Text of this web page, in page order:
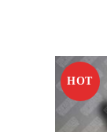
HOT